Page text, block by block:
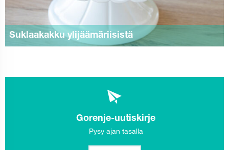
Suklaakakku ylijäämäriisistä
Gorenje-uutiskirje
Pysy ajan tasalla